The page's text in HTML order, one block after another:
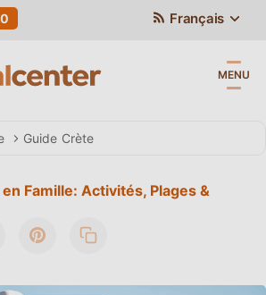
Français
MENU
Guide Crète
Famille: Activités, Plages &